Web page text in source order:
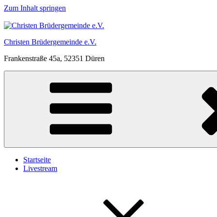
Zum Inhalt springen
Christen Brüdergemeinde e.V.
Frankenstraße 45a, 52351 Düren
Startseite
Livestream